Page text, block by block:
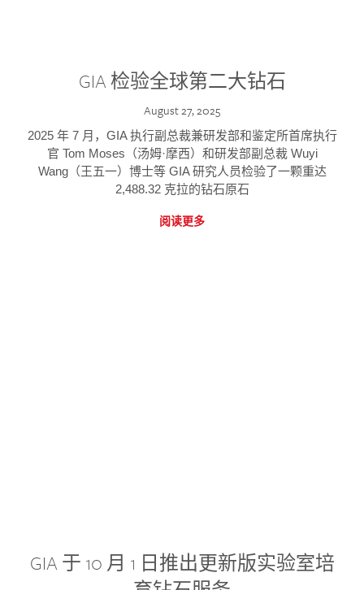
GIA 检验全球第二大钻石
August 27, 2025
2025 年 7 月，GIA 执行副总裁兼研发部和鉴定所首席执行
官 Tom Moses（汤姆·摩西）和研发部副总裁 Wuyi
Wang（王五一）博士等 GIA 研究人员检验了一颗重达
2,488.32 克拉的钻石原石
阅读更多
GIA 于 10 月 1 日推出更新版实验室培